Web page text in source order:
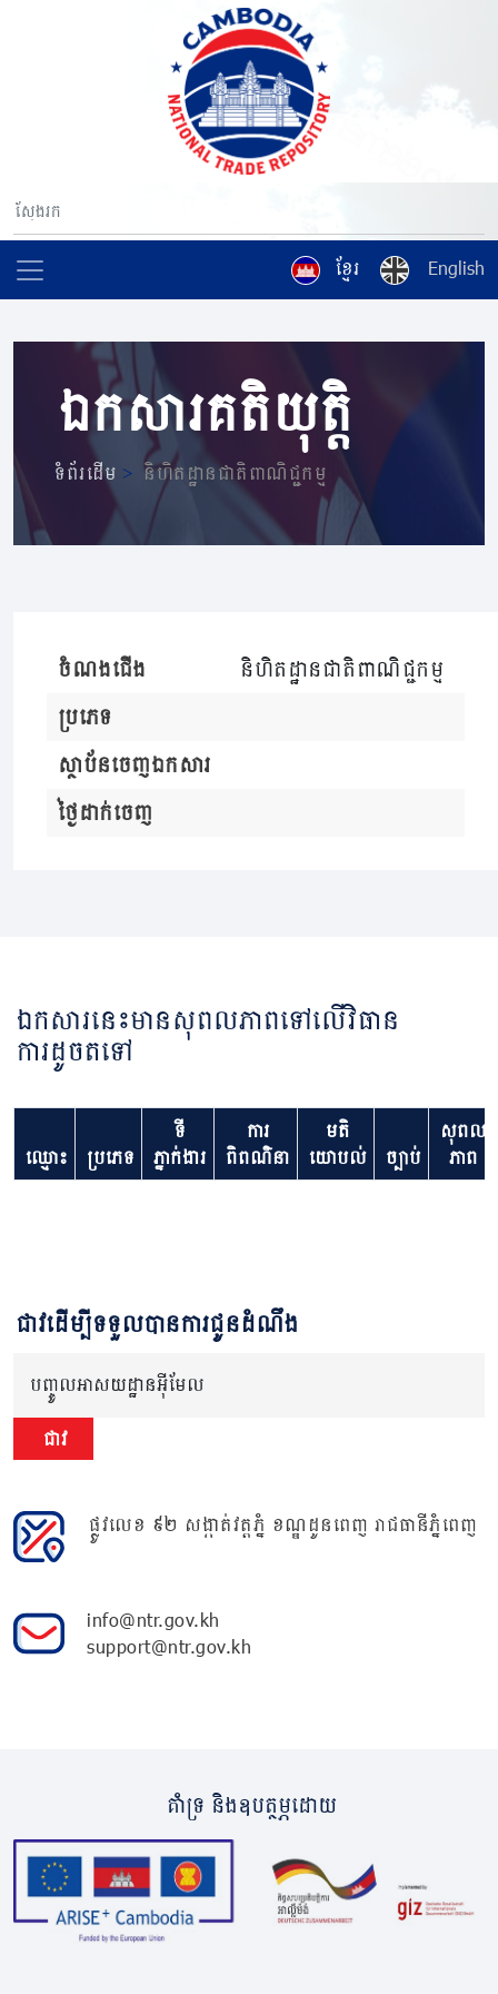
ខ្មែរ English
ឯកសារគតិយុត្តិ
ទំព័រដើម> និហិតដ្ឋានជាតិពាណិជ្ជកម្ម
ចំណងជើង
និហិតដ្ឋានជាតិពាណិជ្ជកម្ម
ប្រភេទ
ស្ថាប័នចេញឯកសារ
ថ្ងៃដាក់ចេញ
ឯកសារនេះមានសុពលភាពទៅលើវិធាន
ការដូចតទៅ
ឈ្មោះ ប្រភេទ
ទី
ភ្នាក់ងារ
ការ
ពិពណ៌នា
មតិ
យោបល់
ច្បាប់
សុពល
ភាព
ជាវដើម្បីទទួលបានការជូនដំណឹង
បញ្ចូលអាសយដ្ឋានអ៊ីមែល
ជាវ
ផ្លូវលេខ ៩២ សង្កាត់វត្តភ្នំ ខណ្ឌដូនពេញ រាជធានីភ្នំពេញ
info@ntr.gov.kh
support@ntr.gov.kh
គាំទ្រ និងឧបត្ថម្ភដោយ